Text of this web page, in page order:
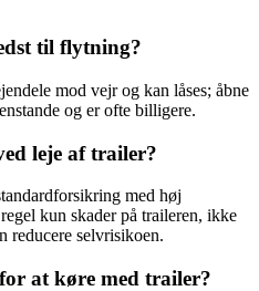
til flytning?
mod vejr og kan låses; åbne
og er ofte billigere.
leje af trailer?
med høj
kun skader på traileren, ikke
reducere selvrisikoen.
at køre med trailer?